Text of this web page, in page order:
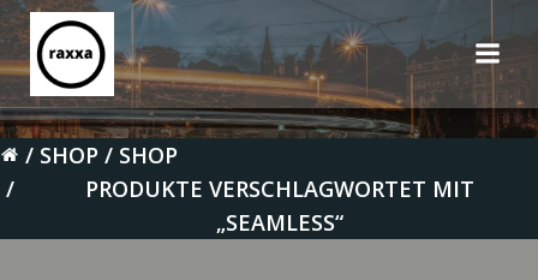
Inhalt
springen
SHOP
SHOP
PRODUKTE VERSCHLAGWORTET MIT
„SEAMLESS“